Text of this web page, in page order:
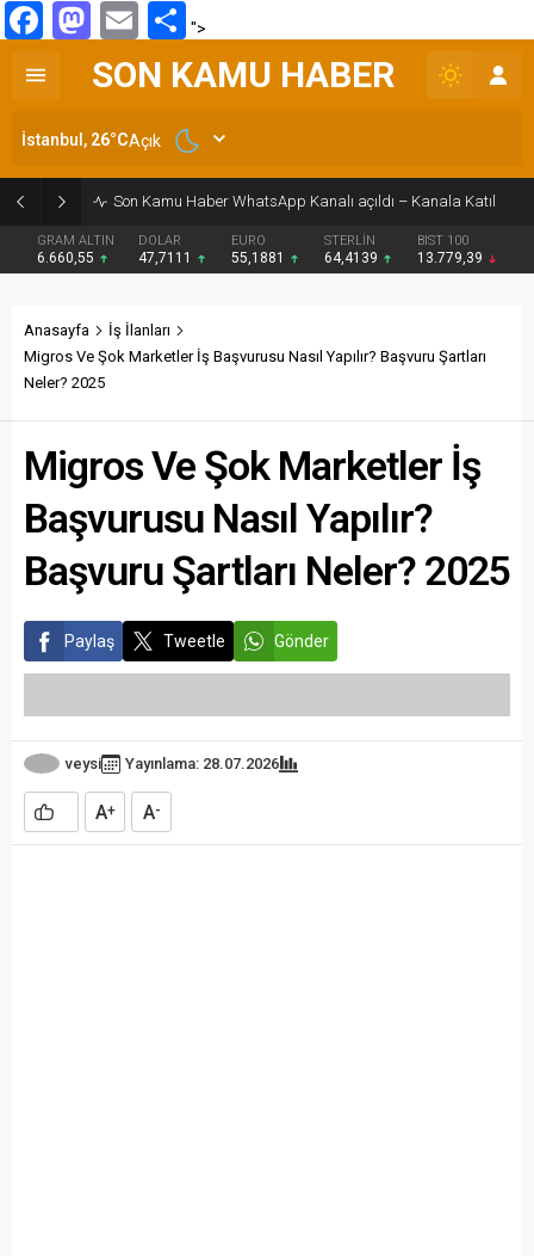
Facebook
Mastodon
EmailShare
">
Son Kamu Haber WhatsApp Kanalı açıldı – Kanala Katıl
GRAM ALTIN
6.660,55
DOLAR
47,7111
EURO
55,1881
STERLİN
64,4139
BIST 100
13.779,39
SON KAMU HABER
İstanbul, 26°CAçık
Anasayfa
İş İlanları
Migros Ve Şok Marketler İş Başvurusu Nasıl Yapılır? Başvuru Şartları
Neler? 2025
Migros Ve Şok Marketler İş
Başvurusu Nasıl Yapılır?
Başvuru Şartları Neler? 2025
Paylaş Tweetle Gönder
veysi Yayınlama: 28.07.2026
A+ A-